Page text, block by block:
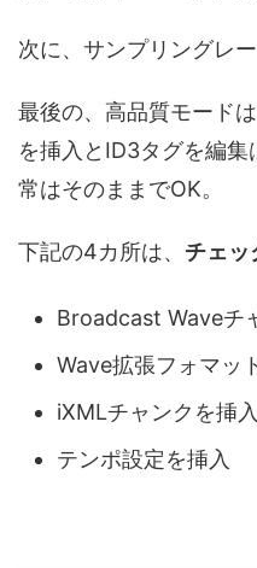
次に、サンプリングレ
最後の、高品質モード
を挿入とID3タグを編
常はそのままでOK。
下記の4カ所は、 チェッ
Broadcast Waveチ
Wave拡張フォマッ
iXMLチャンクを挿入
テンポ設定を挿入